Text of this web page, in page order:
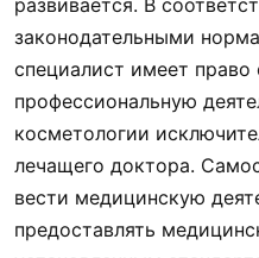
развивается. В
законодательными
специалист имеет право
профессиональную
косметологии
лечащего доктора.
вести медицинскую
предоставлять